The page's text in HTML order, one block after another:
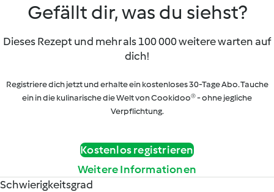
Gefällt dir, was du siehst?
Dieses Rezept und mehr als 100 000 weitere warten auf
dich!
Registriere dich jetzt und erhalte ein kostenloses 30-Tage Abo. Tauche
ein in die kulinarische die Welt von Cookidoo® - ohne jegliche
Verpflichtung.
Kostenlos registrieren
Weitere Informationen
Schwierigkeitsgrad